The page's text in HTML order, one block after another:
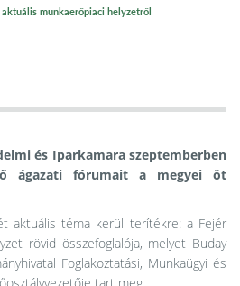
munkaerőpiaci helyzetről
és Iparkamara szeptemberben
ágazati fórumait a megyei öt
aktuális téma kerül terítékre: a Fejér
rövid összefoglalója, melyet Buday
Foglakoztatási, Munkaügyi és